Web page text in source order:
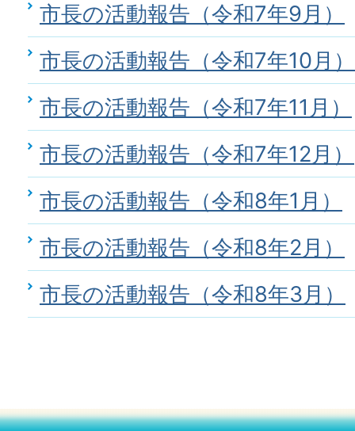
市長の活動報告（令和7年9月）
市長の活動報告（令和7年10月）
市長の活動報告（令和7年11月）
市長の活動報告（令和7年12月）
市長の活動報告（令和8年1月）
市長の活動報告（令和8年2月）
市長の活動報告（令和8年3月）